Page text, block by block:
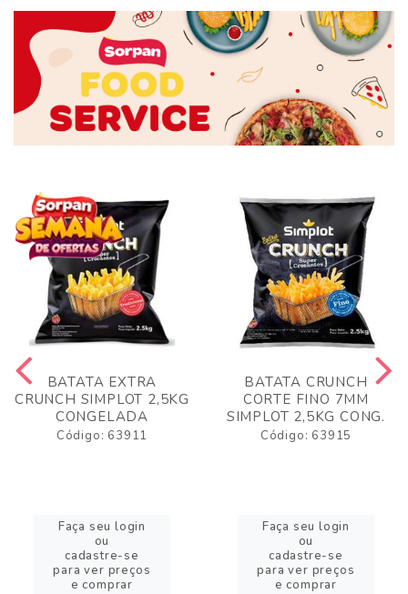
BATATA EXTRA
CRUNCH SIMPLOT 2,5KG
CONGELADA
Código: 63911
Faça seu login
ou
cadastre-se
para ver preços
e comprar
BATATA CRUNCH
CORTE FINO 7MM
SIMPLOT 2,5KG CONG.
Código: 63915
Faça seu login
ou
cadastre-se
para ver preços
e comprar